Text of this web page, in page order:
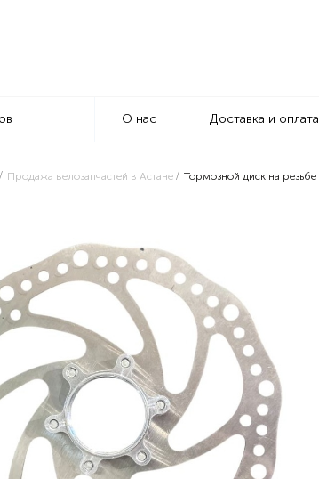
О нас Доставка и оплата
Продажа велозапчастей в Астане Тормозной диск на резьбе